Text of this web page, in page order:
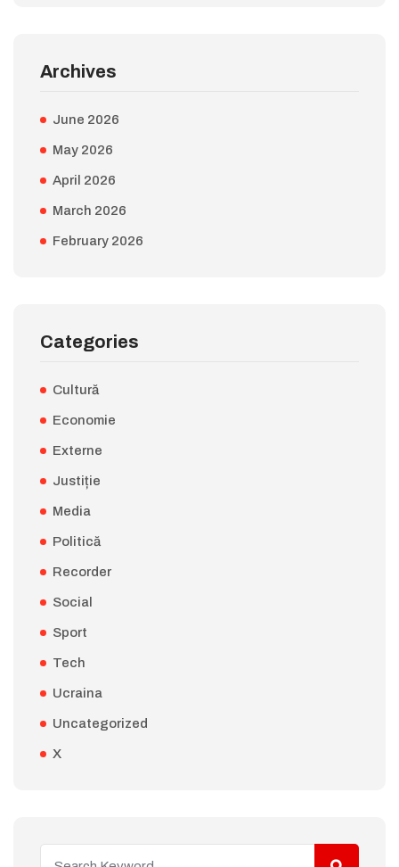
Archives
June 2026
May 2026
April 2026
March 2026
February 2026
Categories
Cultură
Economie
Externe
Justiție
Media
Politică
Recorder
Social
Sport
Tech
Ucraina
Uncategorized
X